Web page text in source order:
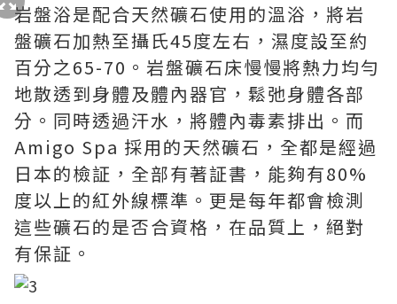
岩盤浴是配合天然礦石使用的溫浴，將岩
盤礦石加熱至攝氏45度左右，濕度設至約
百分之65-70。岩盤礦石床慢慢將熱力均勻
地散透到身體及體內器官，鬆弛身體各部
分。同時透過汗水，將體內毒素排出。而
Amigo Spa 採用的天然礦石，全都是經過
日本的檢証，全部有著証書，能夠有80%
度以上的紅外線標準。更是每年都會檢測
這些礦石的是否合資格，在品質上，絕對
有保証。